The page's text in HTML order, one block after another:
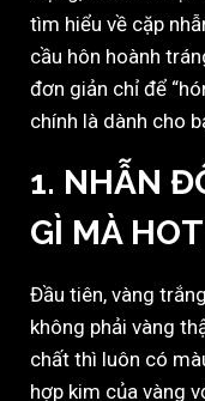
tìm hiểu về cặp
cầu hôn hoành
đơn giản chỉ để
chính là dành cho
1. NHẪN
GÌ MÀ
Đầu tiên, vàng
không phải vàng
chất thì luôn có
hợp kim của vàng